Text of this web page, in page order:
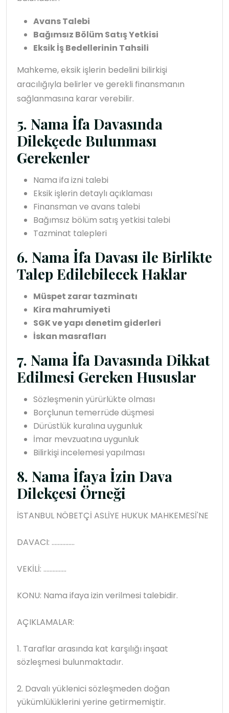
Avans Talebi
Bağımsız Bölüm Satış Yetkisi
Eksik İş Bedellerinin Tahsili
Mahkeme, eksik işlerin bedelini bilirkişi
aracılığıyla belirler ve gerekli finansmanın
sağlanmasına karar verebilir.
5. Nama İfa Davasında
Dilekçede Bulunması
Gerekenler
Nama ifa izni talebi
Eksik işlerin detaylı açıklaması
Finansman ve avans talebi
Bağımsız bölüm satış yetkisi talebi
Tazminat talepleri
6. Nama İfa Davası ile Birlikte
Talep Edilebilecek Haklar
Müspet zarar tazminatı
Kira mahrumiyeti
SGK ve yapı denetim giderleri
İskan masrafları
7. Nama İfa Davasında Dikkat
Edilmesi Gereken Hususlar
Sözleşmenin yürürlükte olması
Borçlunun temerrüde düşmesi
Dürüstlük kuralına uygunluk
İmar mevzuatına uygunluk
Bilirkişi incelemesi yapılması
8. Nama İfaya İzin Dava
Dilekçesi Örneği
İSTANBUL NÖBETÇİ ASLİYE HUKUK MAHKEMESİ'NE
DAVACI: ……………
VEKİLİ: ……………
KONU: Nama ifaya izin verilmesi talebidir.
AÇIKLAMALAR:
1. Taraflar arasında kat karşılığı inşaat
sözleşmesi bulunmaktadır.
2. Davalı yüklenici sözleşmeden doğan
yükümlülüklerini yerine getirmemiştir.